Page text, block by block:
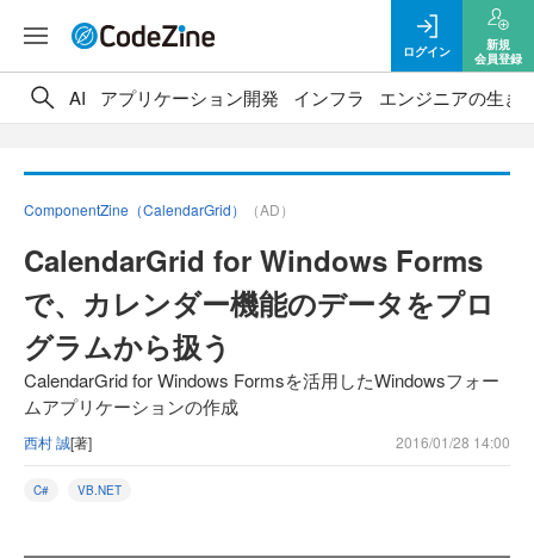
ログイン
新規
会員登録
AI アプリケーション開発 インフラ エンジニアの生き
ComponentZine（CalendarGrid） （AD）
CalendarGrid for Windows Forms
で、カレンダー機能のデータをプロ
グラムから扱う
CalendarGrid for Windows Formsを活用したWindowsフォー
ムアプリケーションの作成
西村 誠[著] 2016/01/28 14:00
C# VB.NET